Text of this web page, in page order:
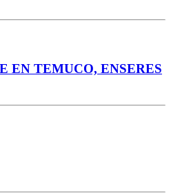
EN TEMUCO, ENSERES